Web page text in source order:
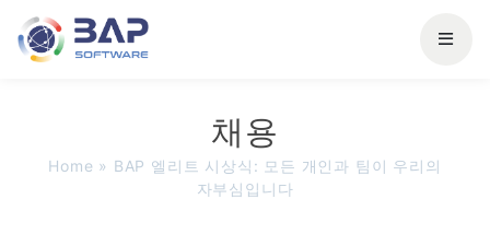
채용
Home » BAP 엘리트 시상식: 모든 개인과 팀이 우리의
자부심입니다